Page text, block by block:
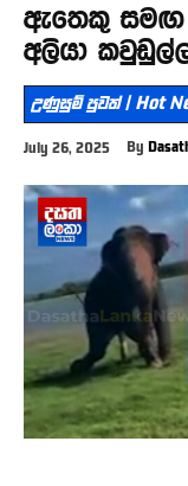
ඇතෙකු සමඟ
අලියා
උණුසුම් පුවත් | Hot
July 26, 2025 By